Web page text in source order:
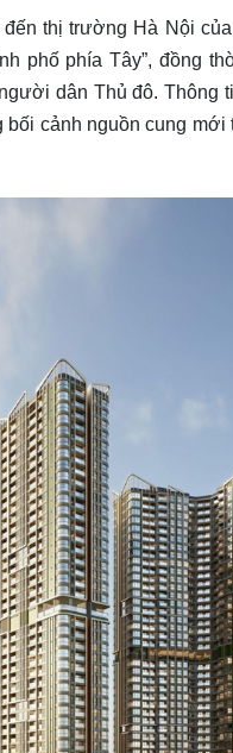
thị trường Hà Nội của
phố phía Tây”, đồng
dân Thủ đô. Thông
cảnh nguồn cung